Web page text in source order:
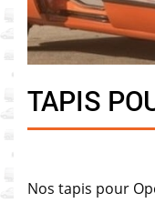
TAPIS
Nos tapis pour